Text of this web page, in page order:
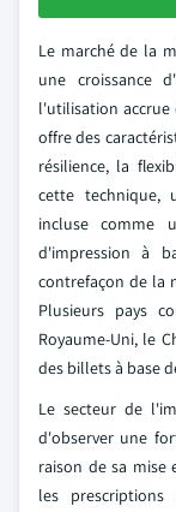
Le marché de la
une croissance
l'utilisation
offre des
résilience, la
cette technique,
incluse comme
d'impression à
contrefaçon de la
Plusieurs pays
Royaume-Uni, le
des billets à base
Le secteur de
d'observer une
raison de sa
les